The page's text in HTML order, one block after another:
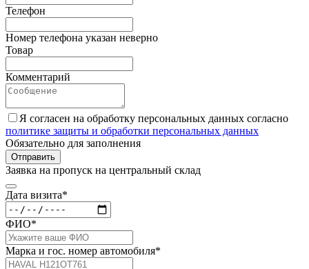
Телефон
Номер телефона указан неверно
Товар
Комментарий
Я согласен на обработку персональных данных согласно
политике защиты и обработки персональных данных
Обязательно для заполнения
Отправить
Заявка на пропуск на центральный склад
Дата визита*
ФИО*
Марка и гос. номер автомобиля*